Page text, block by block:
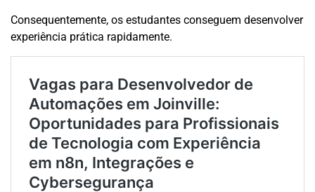
Consequentemente, os estudantes conseguem desenvolver
experiência prática rapidamente.